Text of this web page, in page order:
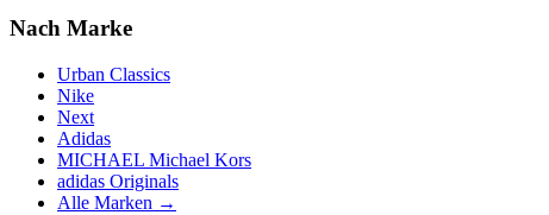
Nach Marke
Urban Classics
Nike
Next
Adidas
MICHAEL Michael Kors
adidas Originals
Alle Marken →